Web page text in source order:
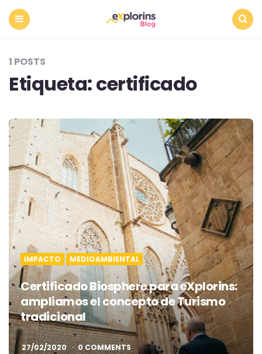
1 POSTS
Etiqueta:certificado
IMPACTO MEDIOAMBIENTAL
Certificado Biosphere para eXplorins:
ampliamos el concepto de Turismo
tradicional
27/02/2020 0 COMMENTS